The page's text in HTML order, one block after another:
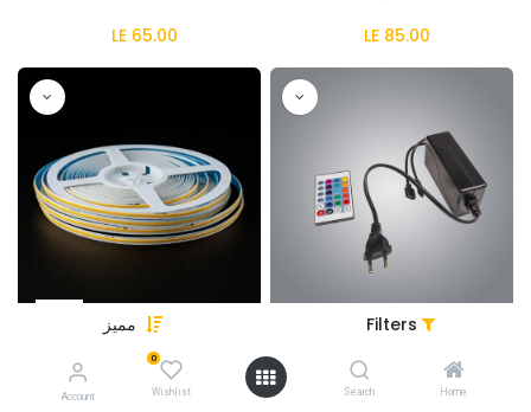
Filters مميز
Home
Search
0
Wishlist
Account
85.00
LE
65.00
LE
ترانس جهاز تحكم عن بعد RGB
LE
825.00